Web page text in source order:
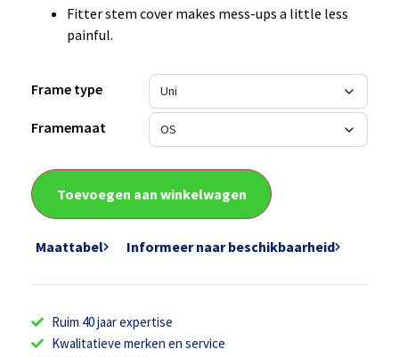
Fitter stem cover makes mess-ups a little less
painful.
Frame type
Framemaat
Toevoegen aan winkelwagen
Maattabel Informeer naar beschikbaarheid
Ruim 40 jaar expertise
Kwalitatieve merken en service